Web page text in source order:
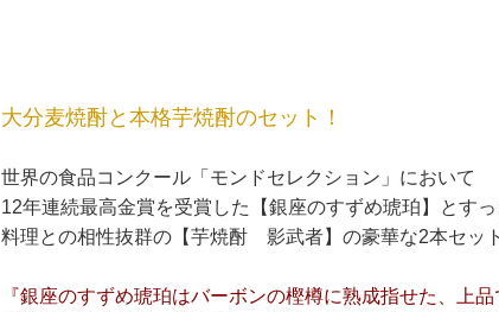
大分麦焼酎と本格芋焼酎のセット！
世界の食品コンクール「モンドセレクション」において
12年連続最高金賞を受賞した【銀座のすずめ琥珀】とす
料理との相性抜群の【芋焼酎 影武者】の豪華な2本セット
『銀座のすずめ琥珀はバーボンの樫樽に熟成指せた、上